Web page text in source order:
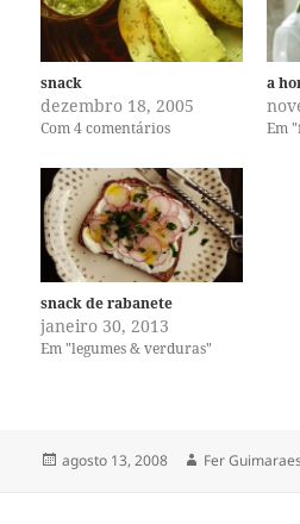
snack
dezembro 18, 2005
Com 4 comentários
a
Em
snack de rabanete
janeiro 30, 2013
Em "legumes & verduras"
Publicado
agosto 13, 2008 Autor
Fer